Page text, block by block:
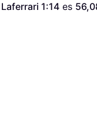
1:14 es